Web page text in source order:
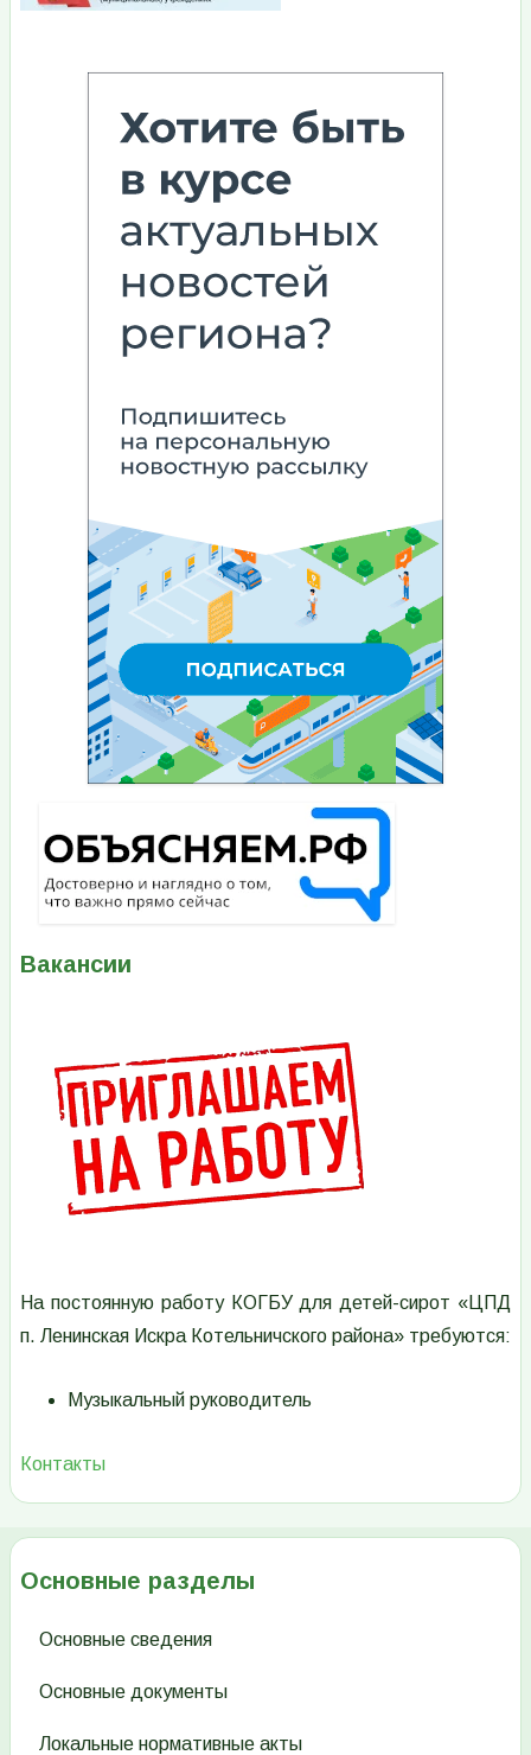
Вакансии
На постоянную работу КОГБУ для детей-сирот «ЦПД
п. Ленинская Искра Котельничского района» требуются:
Музыкальный руководитель
Контакты
Основные разделы
Основные сведения
Основные документы
Локальные нормативные акты